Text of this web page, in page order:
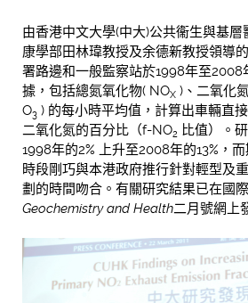
由香港中文大學(中大)公共衞生與基
康學部田林瑋教授及余德新教授領導
署路邊和一般監察站於1998年至2008
據，包括總氮氧化物( NOX )、二氧化
O3 ) 的每小時平均值，計算出車輛直
二氧化氮的百分比（f-NO2 比值）。
1998年的2% 上升至2008年的13%，
時段剛巧與本港政府推行針對輕型及
劃的時間吻合。有關研究結果已在國
Geochemistry and Health二月號網上